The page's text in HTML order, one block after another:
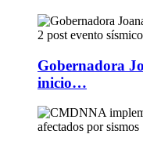
Gobernadora
inicio…